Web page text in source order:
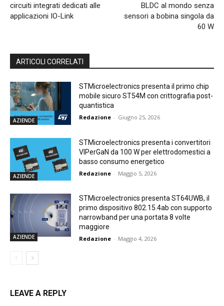
circuiti integrati dedicati alle
applicazioni IO-Link
BLDC al mondo senza
sensori a bobina singola da
60 W
ARTICOLI CORRELATI
AZIENDE
STMicroelectronics presenta il primo chip
mobile sicuro ST54M con crittografia post-
quantistica
Redazione - Giugno 25, 2026
AZIENDE
STMicroelectronics presenta i convertitori
VIPerGaN da 100 W per elettrodomestici a
basso consumo energetico
Redazione - Maggio 5, 2026
AZIENDE
STMicroelectronics presenta ST64UWB, il
primo dispositivo 802.15.4ab con supporto
narrowband per una portata 8 volte
maggiore
Redazione - Maggio 4, 2026
LEAVE A REPLY